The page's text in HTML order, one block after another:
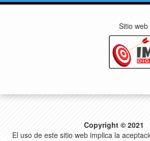
Sitio
Copyright © 2021
El uso de este sitio web implica la